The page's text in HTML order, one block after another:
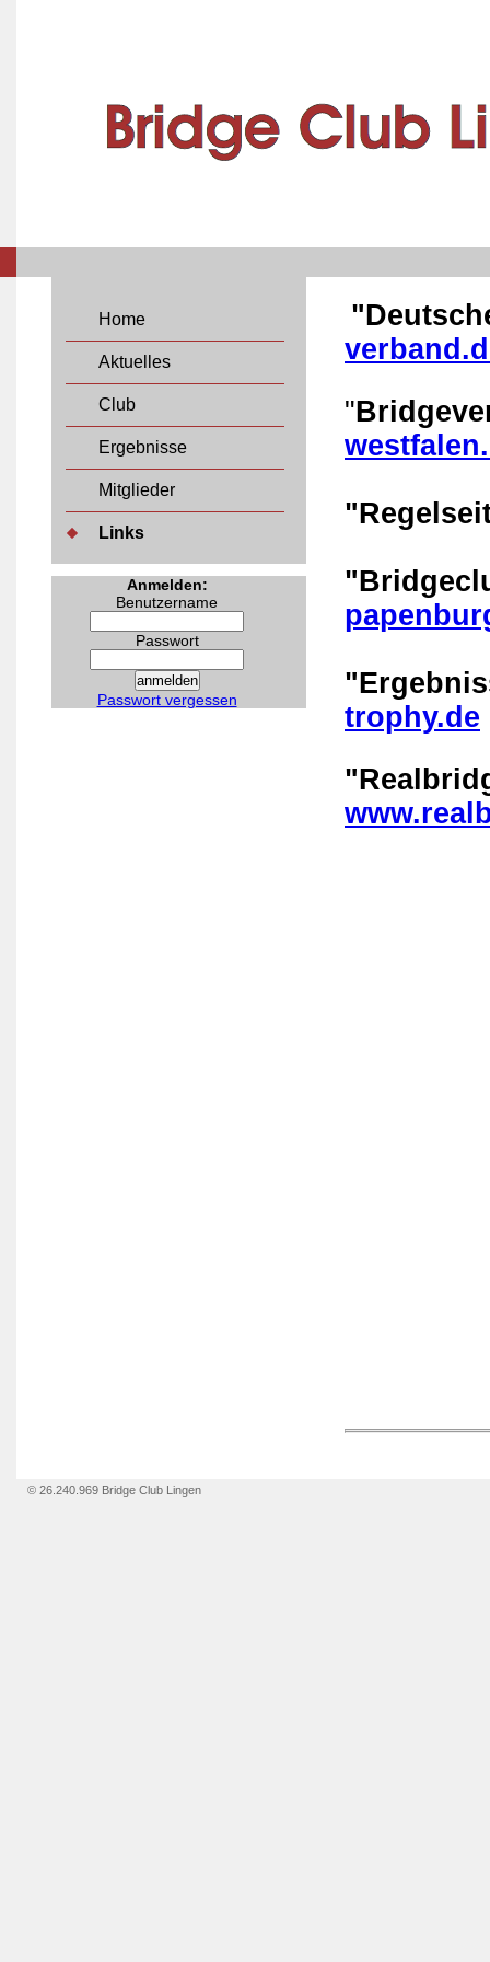
Home
Aktuelles
Club
Ergebnisse
Mitglieder
Links
Anmelden:
Benutzername
Passwort
Passwort vergessen
"
trophy.de
© 26.240.969 Bridge Club Lingen